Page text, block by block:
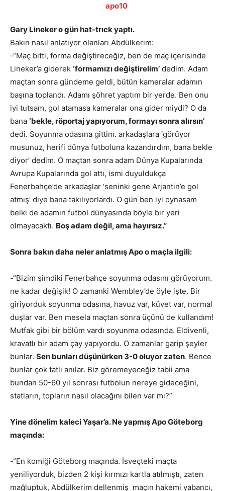
Gary Lineker o gün hat-trıck yaptı.
Bakın nasıl anlatıyor olanları Abdülkerim:
-“Maç bitti, forma değiştireceğiz, ben de maç içerisinde
Lineker’a giderek ‘formamızı değiştirelim’ dedim. Adam
maçtan sonra gündeme geldi, bütün kameralar adamın
başına toplandı. Adamı şöhret yaptım bir yerde. Ben onu
iyi tutsam, gol atamasa kameralar ona gider miydi? O da
bana ‘bekle, röportaj yapıyorum, formayı sonra alırsın’
dedi. Soyunma odasına gittim. arkadaşlara ‘görüyor
musunuz, herifi dünya futboluna kazandırdım, bana bekle
diyor’ dedim. O maçtan sonra adam Dünya Kupalarında
Avrupa Kupalarında gol attı, ismi duyuldukça
Fenerbahçe’de arkadaşlar ‘seninki gene Arjantin’e gol
atmış’ diye bana takılıyorlardı. O gün ben iyi oynasam
belki de adamın futbol dünyasında böyle bir yeri
olmayacaktı. Boş adam değil, ama hayırsız.”
Sonra bakın daha neler anlatmış Apo o maçla ilgili:
-“Bizim şimdiki Fenerbahçe soyunma odasını görüyorum.
ne kadar değişik! O zamanki Wembley’de öyle işte. Bir
giriyorduk soyunma odasına, havuz var, küvet var, normal
duşlar var. Ben mesela maçtan sonra üçünü de kullandım!
Mutfak gibi bir bölüm vardı soyunma odasında. Eldivenli,
kravatlı bir adam çay yapıyordu. O zamanlar garip şeyler
bunlar. Sen bunları düşünürken 3-0 oluyor zaten. Bence
bunlar çok tatlı anılar. Biz göremeyeceğiz tabii ama
bundan 50-60 yıl sonrası futbolun nereye gideceğini,
statların, topların nasıl olacağını bilen var mı?”
Yine dönelim kaleci Yaşar’a. Ne yapmış Apo Göteborg
maçında:
-“En komiği Göteborg maçında. İsveçteki maçta
yeniliyorduk, bizden 2 kişi kırmızı kartla atılmıştı, zaten
mağluptuk, Abdülkerim dellenmiş maçın hakemi yabancı,